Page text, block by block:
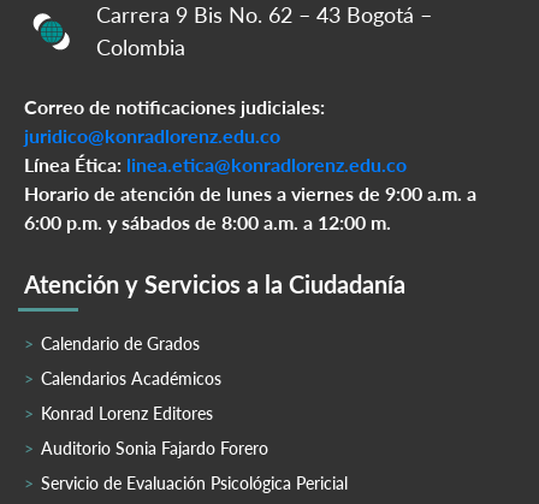
Carrera 9 Bis No. 62 – 43 Bogotá –
Colombia
Correo de notificaciones judiciales:
juridico@konradlorenz.edu.co
Línea Ética: linea.etica@konradlorenz.edu.co
Horario de atención de lunes a viernes de 9:00 a.m. a
6:00 p.m. y sábados de 8:00 a.m. a 12:00 m.
Atención y Servicios a la Ciudadanía
Calendario de Grados
Calendarios Académicos
Konrad Lorenz Editores
Auditorio Sonia Fajardo Forero
Servicio de Evaluación Psicológica Pericial